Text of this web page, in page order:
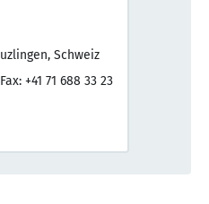
Schweiz
Fax: +41 71 688 33 23